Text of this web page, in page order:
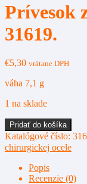
Prívesok
31619.
€5,30 vrátane DPH
váha 7,1 g
1 na sklade
množstvo
Prívesok
z
nerezovej
ocele
31619.
Pridať do košíka
Katalógové číslo:
chirurgickej ocele
Popis
Recenzie (0)